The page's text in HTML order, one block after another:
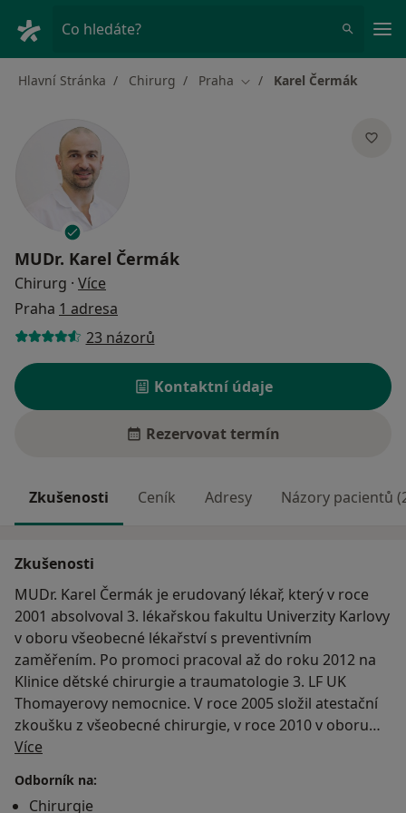
Co hledáte?
Hlavní Stránka Chirurg Praha Změna města
Karel Čermák
MUDr. Karel Čermák
Chirurg · Více
Praha 1 adresa
23 názorů
Kontaktní údaje
Rezervovat termín
Zkušenosti Ceník Adresy Názory pacientů
Zkušenosti
MUDr. Karel Čermák je erudovaný lékař, který v roce
2001 absolvoval 3. lékařskou fakultu Univerzity Karlovy
v oboru všeobecné lékařství s preventivním
zaměřením. Po promoci pracoval až do roku 2012 na
Klinice dětské chirurgie a traumatologie 3. LF UK
Thomayerovy nemocnice. V roce 2005 složil atestační
zkoušku z všeobecné chirurgie, v roce 2010 v oboru
dětská chirurgie a tím získal specializovanou
způsobilost v tomto oboru. Od roku 2011 pracuje na
ambulanci dětské chirurgie CZP Jirny (úterý a pátek),
Více
Odborník na:
Chirurgie